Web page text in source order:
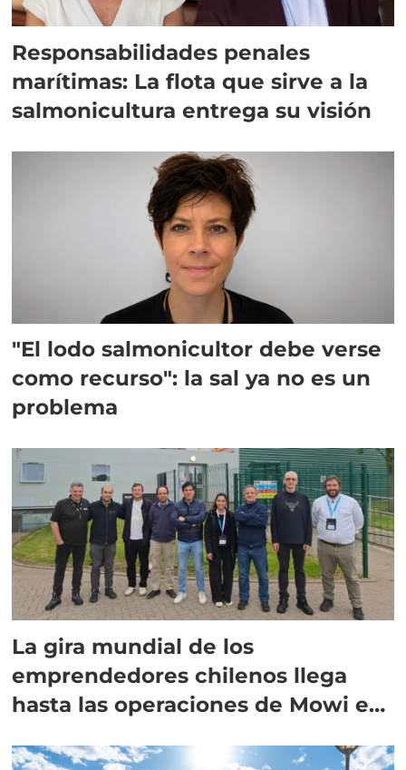
Responsabilidades penales
marítimas: La flota que sirve a la
salmonicultura entrega su visión
"El lodo salmonicultor debe verse
como recurso": la sal ya no es un
problema
La gira mundial de los
emprendedores chilenos llega
hasta las operaciones de Mowi en